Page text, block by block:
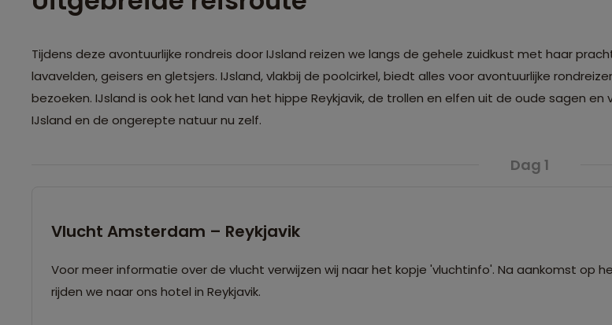
Tijdens deze avontuurlijke rondreis door IJsland reizen we langs de gehele zuidkust met haar
lavavelden, geisers en gletsjers. IJsland, vlakbij de poolcirkel, biedt alles voor avontuurlijke
bezoeken. IJsland is ook het land van het hippe Reykjavik, de trollen en elfen uit de oude sagen
IJsland en de ongerepte natuur nu zelf.
Dag 1
Vlucht Amsterdam – Reykjavik
Voor meer informatie over de vlucht verwijzen wij naar het kopje 'vluchtinfo'. Na aankomst op
rijden we naar ons hotel in Reykjavik.